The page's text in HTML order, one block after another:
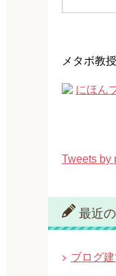
メタボ教
Tweets by
最近
ブログ